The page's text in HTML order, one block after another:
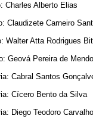
Charles Alberto Elias
Claudizete Carneiro
Walter Atta Rodrigues
Geová Pereira de
Cabral Santos
Cícero Bento da Silva
Diego Teodoro